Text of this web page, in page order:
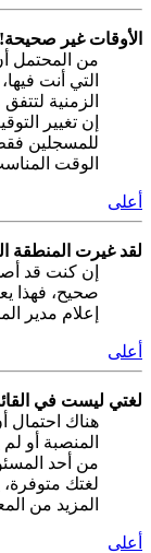
الأوقات غير صحيحة!
من المحتمل
التي أنت
الزمنية
إن تغيير
للمسجلين
الوقت
أعلى
لقد غيرت المنطقة
إن كنت قد
صحيح، فهذا
إعلام مدير
أعلى
لغتي ليست في
هناك احتمال
المنصبة أو
من أحد
لغتك
المزيد من
أعلى